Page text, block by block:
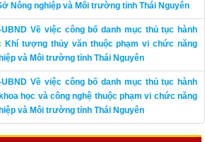
Nông nghiệp và Môi trường tỉnh Thái Nguyên
Về việc công bố danh mục thủ tục hành
Khí tượng thủy văn thuộc phạm vi chức năng
và Môi trường tỉnh Thái Nguyên
Về việc công bố danh mục thủ tục hành
học và công nghệ thuộc phạm vi chức năng
và Môi trường tỉnh Thái Nguyên